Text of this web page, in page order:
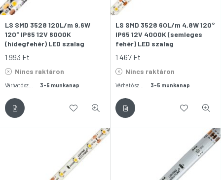
LS SMD 3528 120L/m 9,6W
120° IP65 12V 6000K
(hidegfehér) LED szalag
1 993 Ft
Nincs raktáron
3-5 munkanap
LS SMD 3528 60L/m 4,8W 120°
IP65 12V 4000K (semleges
fehér) LED szalag
1 467 Ft
Nincs raktáron
3-5 munkanap